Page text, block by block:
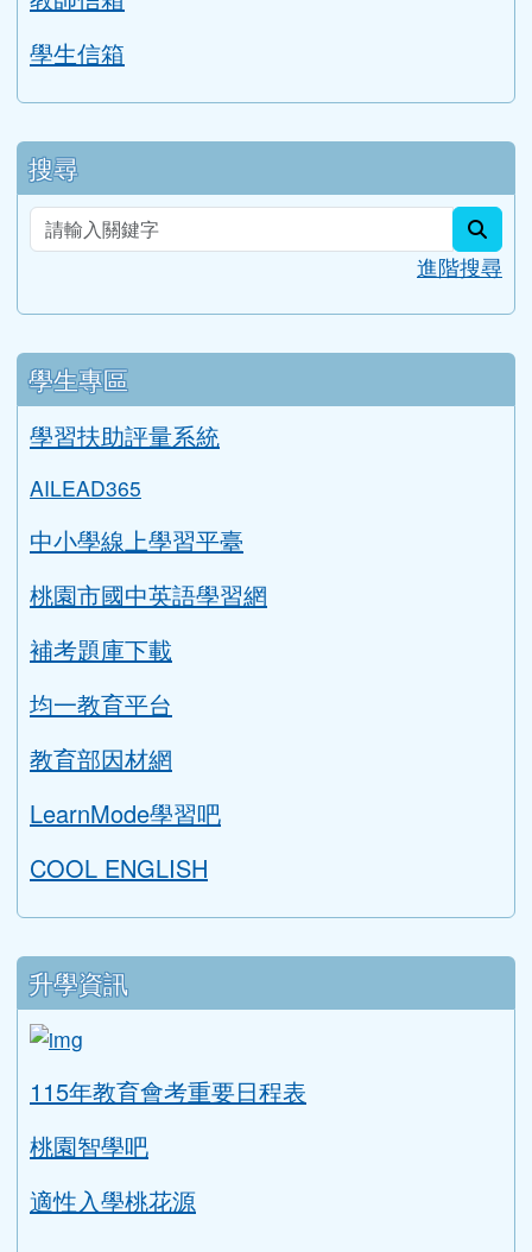
Gmail信箱
教師信箱
搜尋
學生專區
學習扶助評量系統
AILEAD365
中小學線上學習平臺
桃園市國中英語學習網
補考題庫下載
均一教育平台
教育部因材網
LearnMode學習吧
升學資訊
link to https://tyc.entry.edu.tw/
ink to https://tyc.entry.edu.tw/NoExamImitate_TL/
115年教育會考重要日程表
桃園智學吧